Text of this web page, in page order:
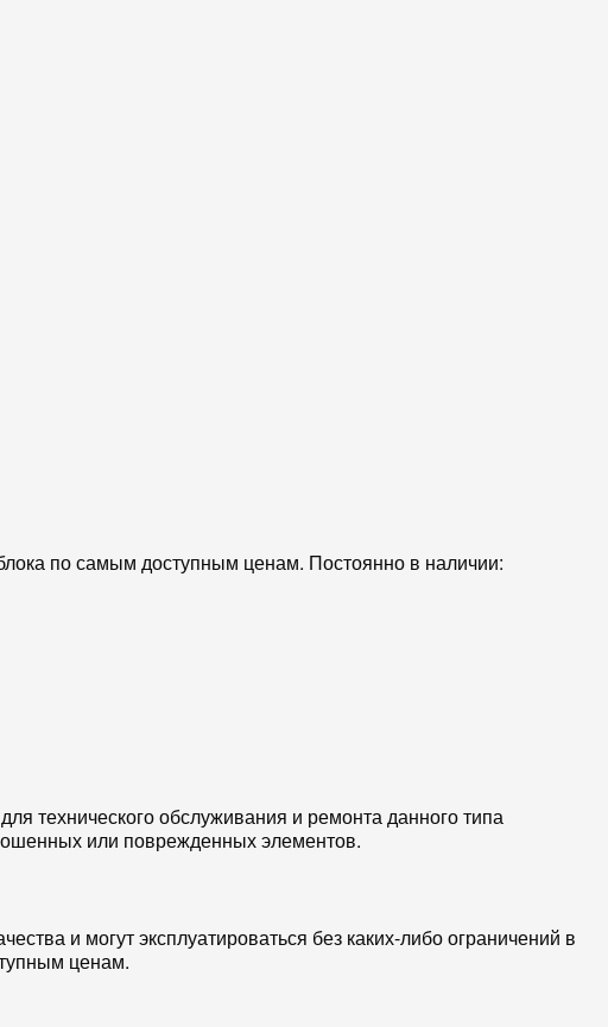
по самым доступным ценам. Постоянно в наличии:
технического обслуживания и ремонта данного типа
или поврежденных элементов.
и могут эксплуатироваться без каких-либо ограничений в
ценам.